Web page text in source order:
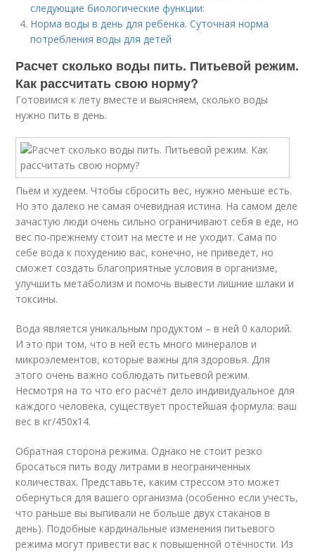
следующие биологические функции:
Норма воды в день для ребенка. Суточная норма
потребления воды для детей
Расчет сколько воды пить. Питьевой режим.
Как рассчитать свою норму?
Готовимся к лету вместе и выясняем, сколько воды
нужно пить в день.
Пьём и худеем. Чтобы сбросить вес, нужно меньше есть.
Но это далеко не самая очевидная истина. На самом деле
зачастую люди очень сильно ограничивают себя в еде, но
вес по-прежнему стоит на месте и не уходит. Сама по
себе вода к похудению вас, конечно, не приведет, но
сможет создать благоприятные условия в организме,
улучшить метаболизм и помочь вывести лишние шлаки и
токсины.
Вода является уникальным продуктом – в ней 0 калорий.
И это при том, что в ней есть много минералов и
микроэлементов, которые важны для здоровья. Для
этого очень важно соблюдать питьевой режим.
Несмотря на то что его расчёт дело индивидуальное для
каждого человека, существует простейшая формула: ваш
вес в кг/450x14.
Обратная сторона режима. Однако не стоит резко
бросаться пить воду литрами в неограниченных
количествах. Представьте, каким стрессом это может
обернуться для вашего организма (особенно если учесть,
что раньше вы выпивали не больше двух стаканов в
день). Подобные кардинальные изменения питьевого
режима могут привести вас к повышенной отёчности. Из